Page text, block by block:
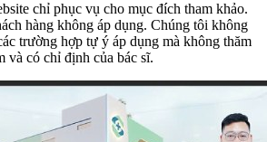
chỉ phục vụ cho mục đích tham khảo.
hàng không áp dụng. Chúng tôi không
trường hợp tự ý áp dụng mà không thăm
và có chỉ định của bác sĩ.